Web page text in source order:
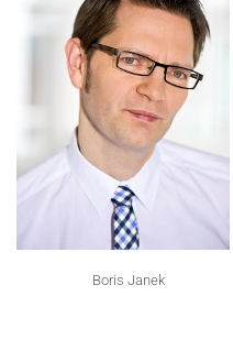
Boris Janek